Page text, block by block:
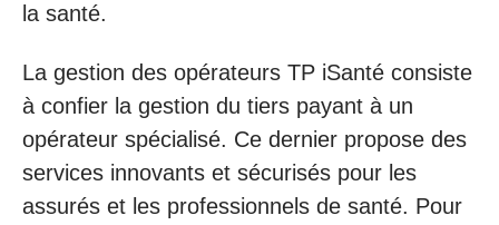
la santé.
La gestion des opérateurs TP iSanté consiste
à confier la gestion du tiers payant à un
opérateur spécialisé. Ce dernier propose des
services innovants et sécurisés pour les
assurés et les professionnels de santé. Pour